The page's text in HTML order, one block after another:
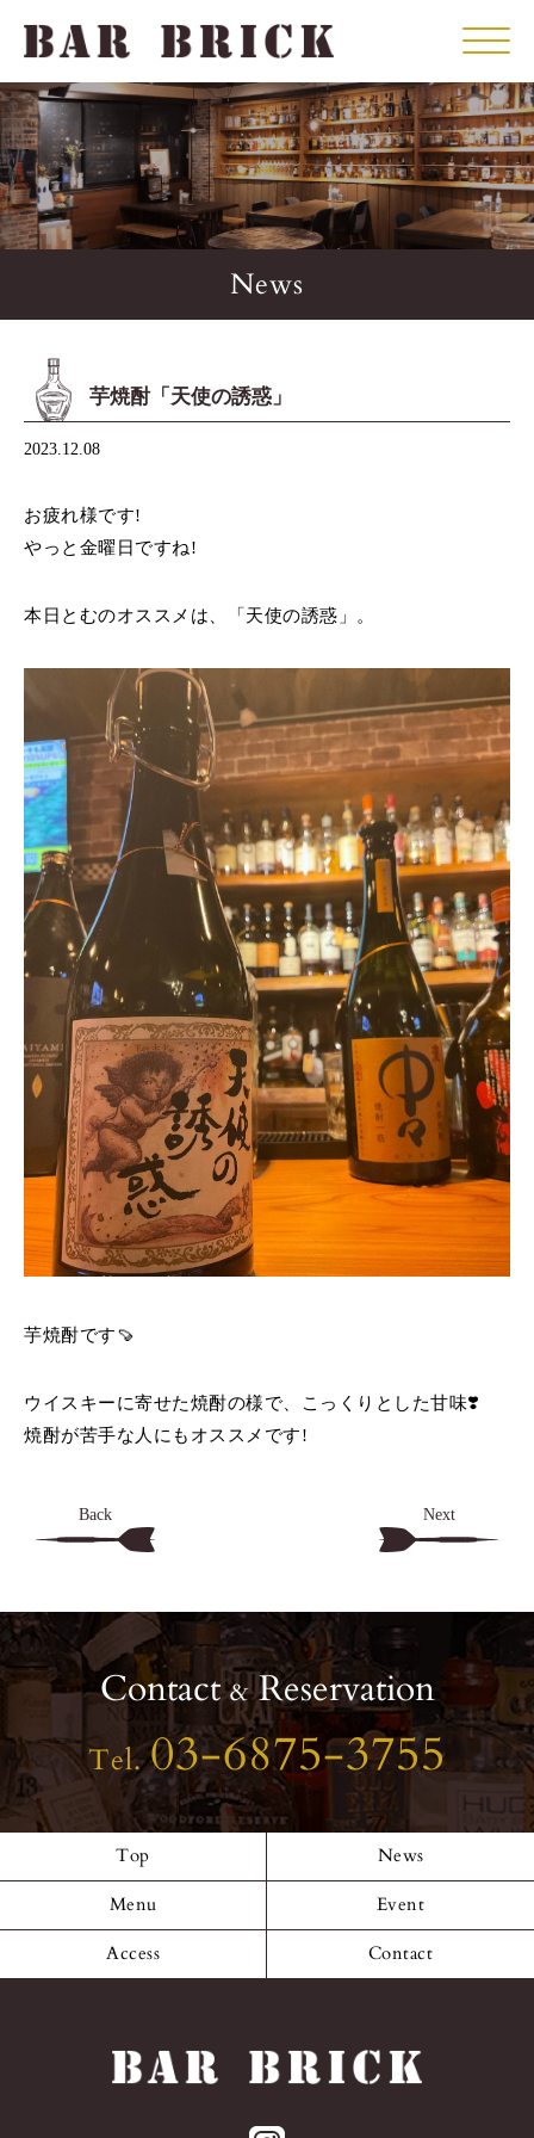
Click
News
芋焼酎「天使の誘惑」
2023.12.08
お疲れ様です!
やっと金曜日ですね!
本日とむのオススメは、「天使の誘惑」。
芋焼酎です🍠
ウイスキーに寄せた焼酎の様で、こっくりとした甘味❣️
焼酎が苦手な人にもオススメです!
Back Next
Contact&Reservation
Tel.03-6875-3755
Top News
Menu Event
Access Contact